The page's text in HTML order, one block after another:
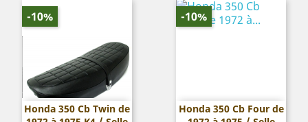
Honda 350 Cb Twin de
-10%
Honda 350 Cb Four de
-10%